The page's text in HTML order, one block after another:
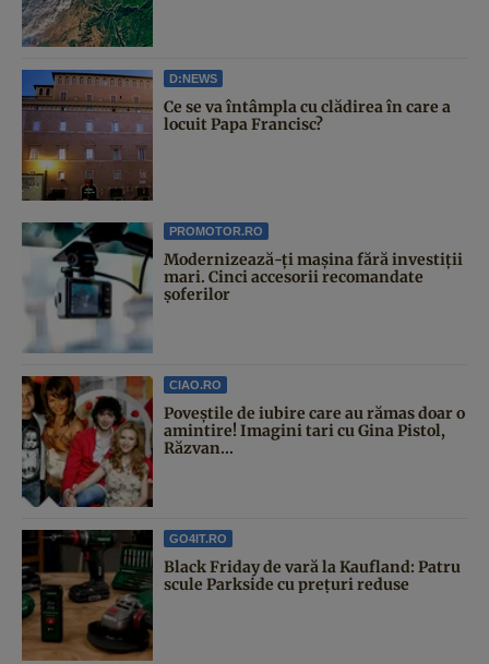
D:NEWS
Ce se va întâmpla cu clădirea în care a
locuit Papa Francisc?
PROMOTOR.RO
Modernizează-ți mașina fără investiții
mari. Cinci accesorii recomandate
șoferilor
CIAO.RO
Poveştile de iubire care au rămas doar o
amintire! Imagini tari cu Gina Pistol,
Răzvan...
GO4IT.RO
Black Friday de vară la Kaufland: Patru
scule Parkside cu prețuri reduse